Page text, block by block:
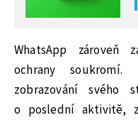
WhatsApp zároveň
ochrany
zobrazování svého
o poslední aktivitě,